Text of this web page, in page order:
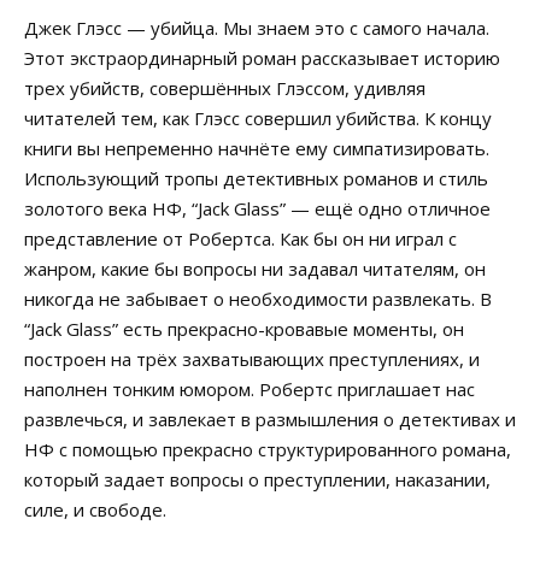
Джек Глэсс — убийца. Мы знаем это с самого начала.
Этот экстраординарный роман рассказывает историю
трех убийств, совершённых Глэссом, удивляя
читателей тем, как Глэсс совершил убийства. К концу
книги вы непременно начнёте ему симпатизировать.
Использующий тропы детективных романов и стиль
золотого века НФ, “Jack Glass” — ещё одно отличное
представление от Робертса. Как бы он ни играл с
жанром, какие бы вопросы ни задавал читателям, он
никогда не забывает о необходимости развлекать. В
“Jack Glass” есть прекрасно-кровавые моменты, он
построен на трёх захватывающих преступлениях, и
наполнен тонким юмором. Робертс приглашает нас
развлечься, и завлекает в размышления о детективах и
НФ с помощью прекрасно структурированного романа,
который задает вопросы о преступлении, наказании,
силе, и свободе.